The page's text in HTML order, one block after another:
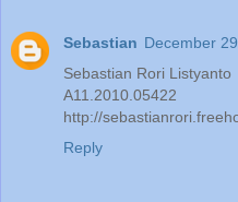
Sebastian December
Sebastian Rori Listyanto
A11.2010.05422
http://
Reply